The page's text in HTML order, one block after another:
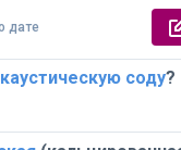
дате
каустическую соду?